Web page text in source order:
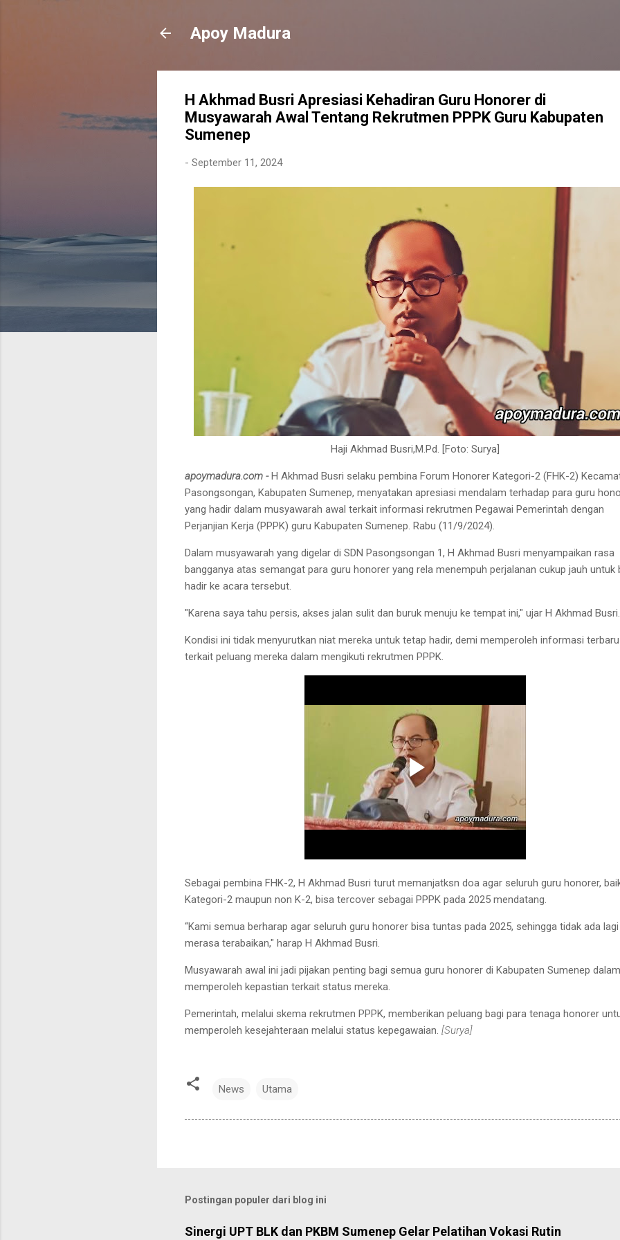
Apoy Madura
H Akhmad Busri Apresiasi Kehadiran Guru Honorer di
Musyawarah Awal Tentang Rekrutmen PPPK Guru Kabupaten
Sumenep
- September 11, 2024
Haji Akhmad Busri,M.Pd. [Foto: Surya]
apoymadura.com -H Akhmad Busri selaku pembina Forum Honorer Kategori-2 (FHK-2)
Pasongsongan, Kabupaten Sumenep, menyatakan apresiasi mendalam terhadap para guru
yang hadir dalam musyawarah awal terkait informasi rekrutmen Pegawai Pemerintah dengan
Perjanjian Kerja (PPPK) guru Kabupaten Sumenep. Rabu (11/9/2024).
Dalam musyawarah yang digelar di SDN Pasongsongan 1, H Akhmad Busri menyampaikan rasa
bangganya atas semangat para guru honorer yang rela menempuh perjalanan cukup jauh untuk
hadir ke acara tersebut.
"Karena saya tahu persis, akses jalan sulit dan buruk menuju ke tempat ini," ujar H Akhmad
Kondisi ini tidak menyurutkan niat mereka untuk tetap hadir, demi memperoleh informasi terbaru
terkait peluang mereka dalam mengikuti rekrutmen PPPK.
Sebagai pembina FHK-2, H Akhmad Busri turut memanjatksn doa agar seluruh guru honorer,
Kategori-2 maupun non K-2, bisa tercover sebagai PPPK pada 2025 mendatang.
“Kami semua berharap agar seluruh guru honorer bisa tuntas pada 2025, sehingga tidak ada
merasa terabaikan," harap H Akhmad Busri.
Musyawarah awal ini jadi pijakan penting bagi semua guru honorer di Kabupaten Sumenep dalam
memperoleh kepastian terkait status mereka.
Pemerintah, melalui skema rekrutmen PPPK, memberikan peluang bagi para tenaga honorer
memperoleh kesejahteraan melalui status kepegawaian. [Surya]
News Utama
Postingan populer dari blog ini
Sinergi UPT BLK dan PKBM Sumenep Gelar Pelatihan Vokasi Rutin